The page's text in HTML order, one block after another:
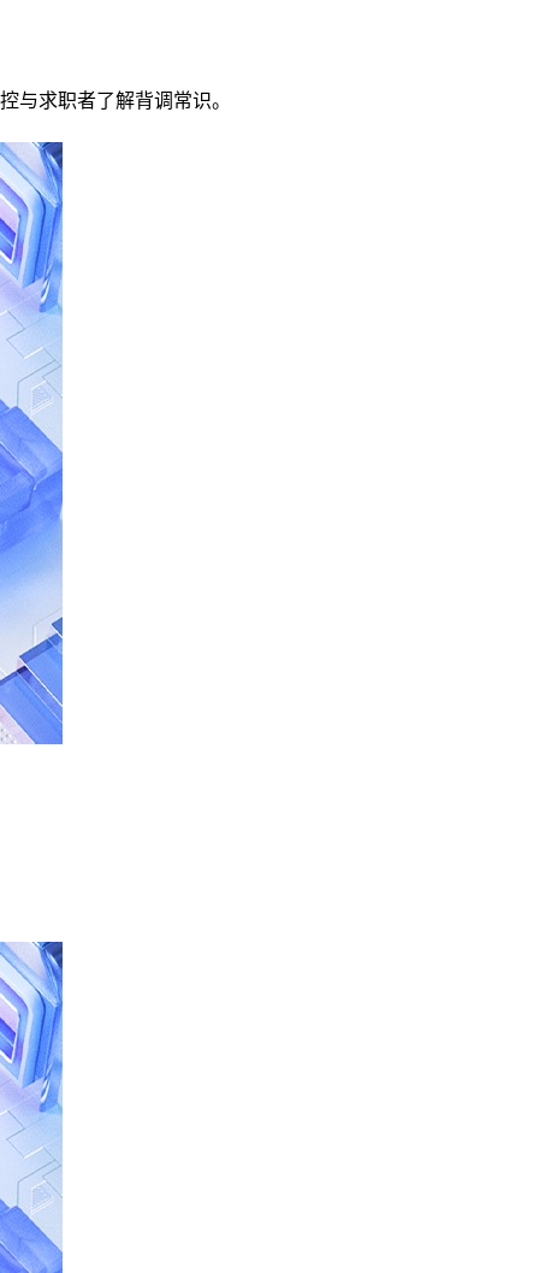
与求职者了解背调常识。